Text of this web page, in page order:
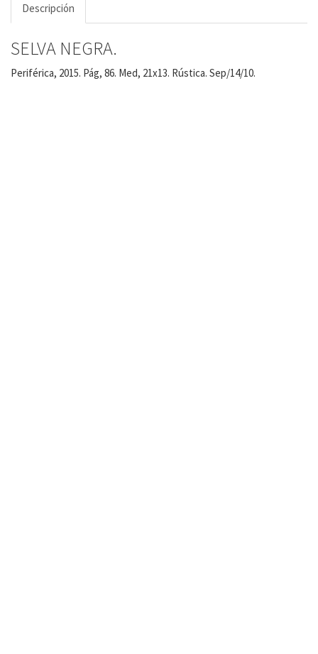
Descripción
SELVA NEGRA.
Periférica, 2015. Pág, 86. Med, 21x13. Rústica. Sep/14/10.